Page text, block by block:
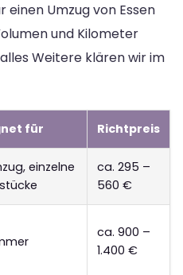
Umzug von Essen
und Kilometer
Weitere klären wir im
für Richtpreis
einzelne
ca. 295 –
560 €
ca. 900 –
1.400 €